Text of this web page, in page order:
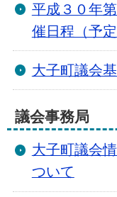
平成３０年
催日程（予
大子町議会
議会事務局
大子町議会
ついて